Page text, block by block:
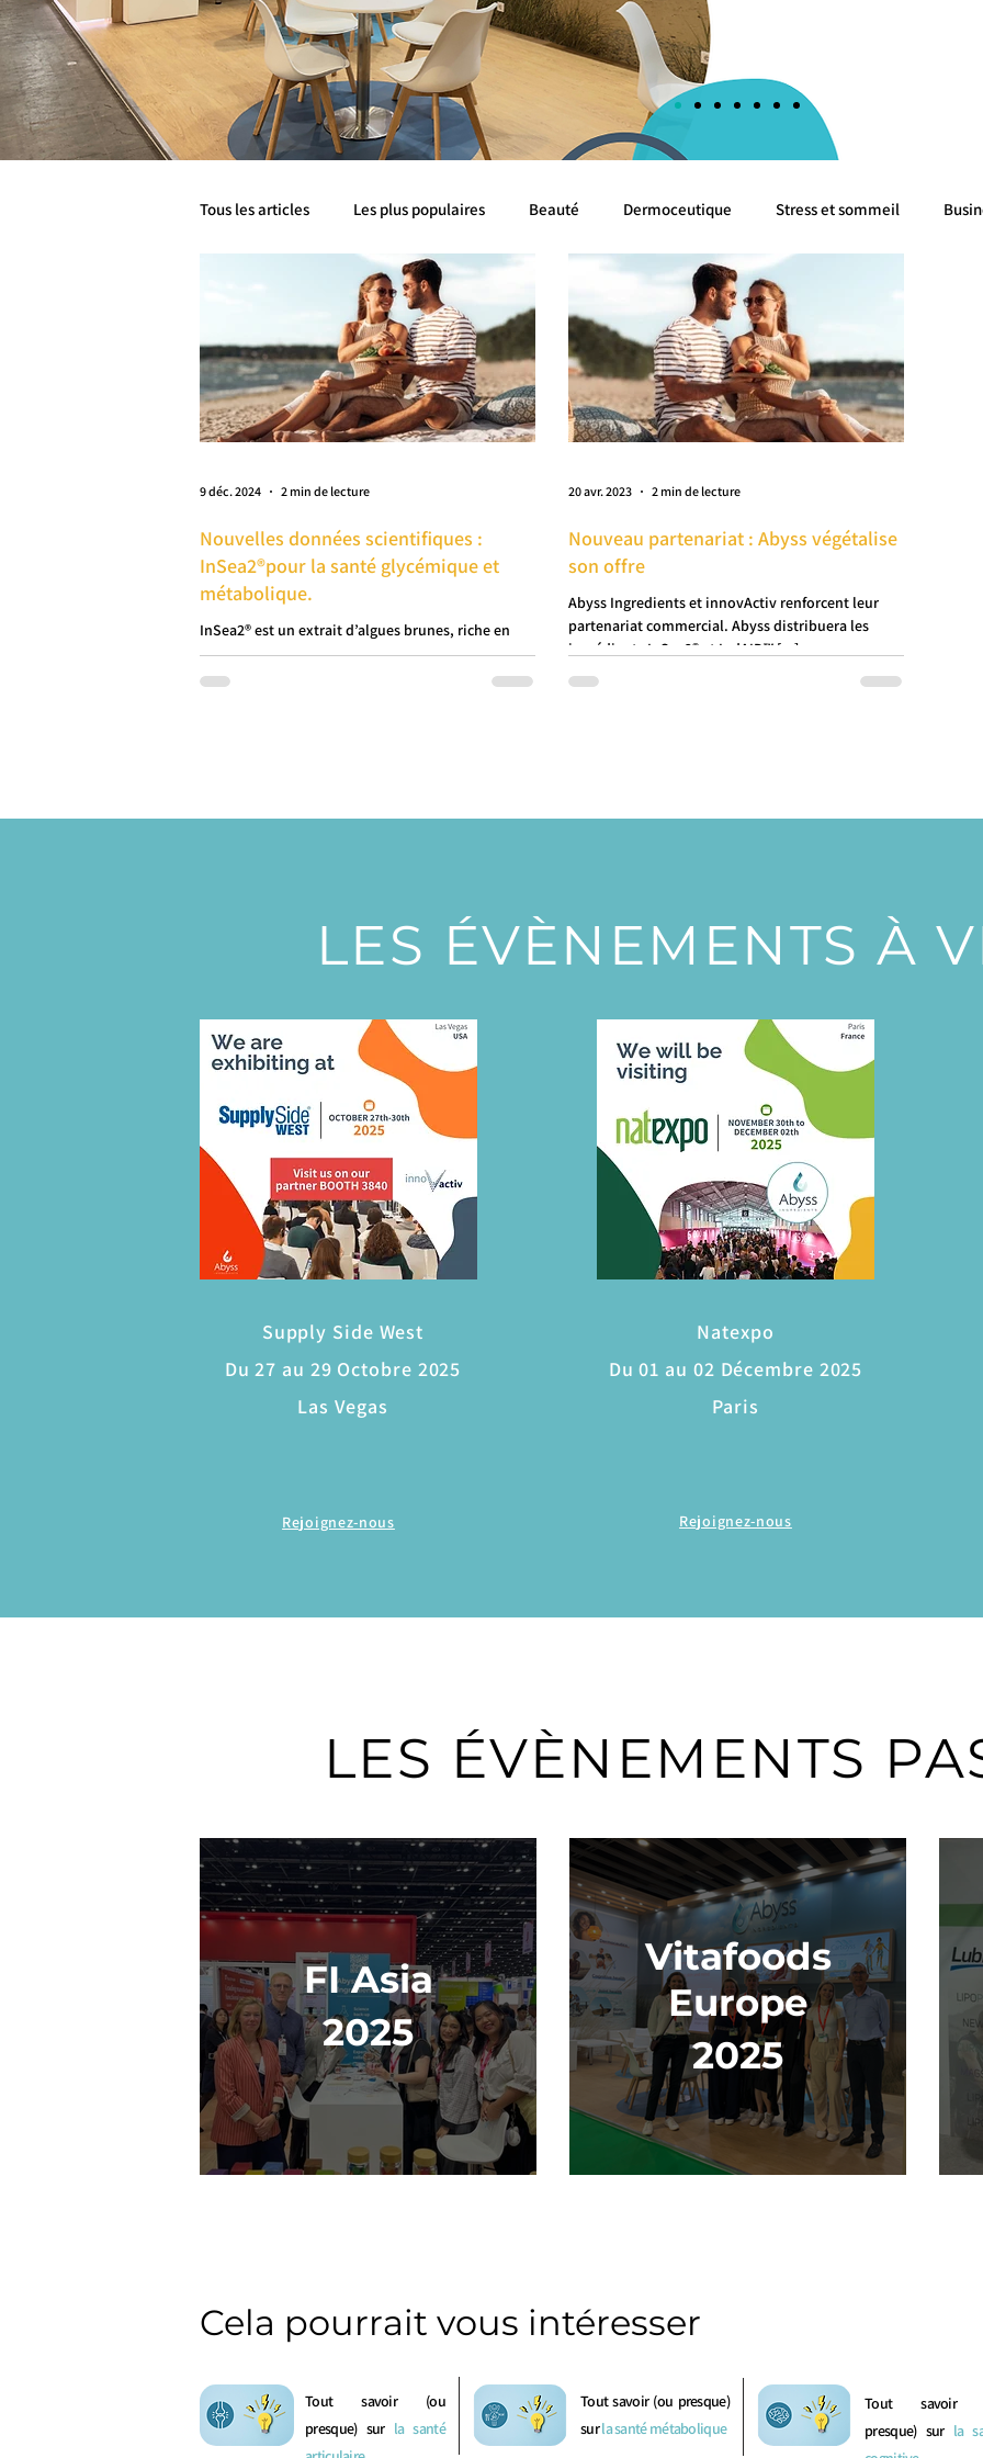
Tous les articles Les plus populaires Beauté Dermoceutique Stress et sommeil
Santé métabolique Mobilité Cognition Algues
Livre Blanc Livre Blancs Livres Blancs
Nouvelles données scientifiques :
InSea2®pour la santé glycémique et
métabolique.
InSea2® est un extrait d’algues brunes, riche en
polyphénols dont les bénéfices ont été
cliniquement prouvés sur la santé métabolique.
9 déc. 2024 2 min de lecture
Nouveau partenariat : Abyss végétalise
son offre​
Abyss Ingredients et innovActiv renforcent leur
partenariat commercial. Abyss distribuera les
ingrédients InSea2® et IodAID™ [...]
20 avr. 2023 2 min de lecture
LES ÉVÈNEMENTS À
Supply Side West
Du 27 au 29 Octobre 2025
Las Vegas
Rejoignez-nous
Natexpo
Du 01 au 02 Décembre 2025
Paris
Rejoignez-nous
LES ÉVÈNEMENTS
FI Asia
2025
Vitafoods
Europe
2025
Cela pourrait vous intéresser
Tout savoir (ou
presque) sur la santé
Tout savoir (ou presque)
surla santé métabolique
Tout savoir
presque) sur la